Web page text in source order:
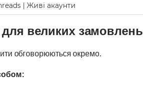
| Живі акаунти
для великих замовлень
обговорюються окремо.